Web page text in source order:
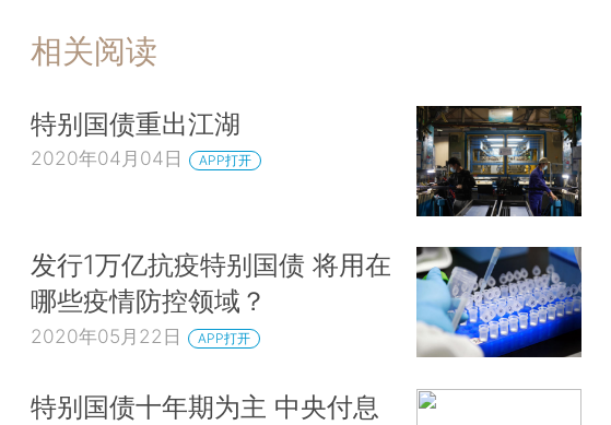
相关阅读
特别国债重出江湖
2020年04月04日 APP打开
发行1万亿抗疫特别国债 将用在
哪些疫情防控领域？
2020年05月22日 APP打开
特别国债十年期为主 中央付息